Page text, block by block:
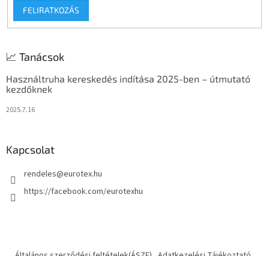
FELIRATKOZÁS
📈 Tanácsok
Használtruha kereskedés indítása 2025-ben – útmutató
kezdőknek
2025.7.16
Kapcsolat
rendeles@eurotex.hu
https://facebook.com/eurotexhu